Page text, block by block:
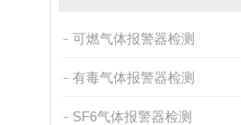
可燃气体报警器检测
有毒气体报警器检测
SF6气体报警器检测